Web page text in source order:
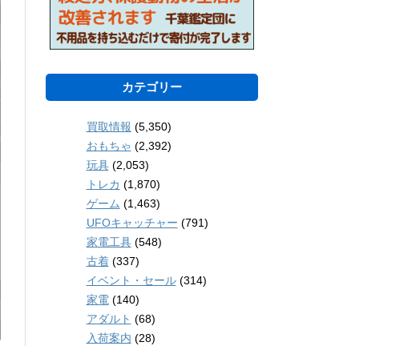
カテゴリー
買取情報 (5,350)
おもちゃ (2,392)
玩具(2,053)
トレカ (1,870)
ゲーム (1,463)
UFOキャッチャー (791)
家電工具(548)
古着(337)
イベント・セール(314)
家電(140)
アダルト (68)
入荷案内 (28)